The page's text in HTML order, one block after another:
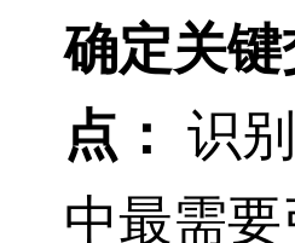
确定关
点： 识
中最需